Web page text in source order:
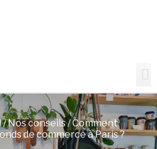
/Nos conseils/ Comment
de commerce à Paris ?